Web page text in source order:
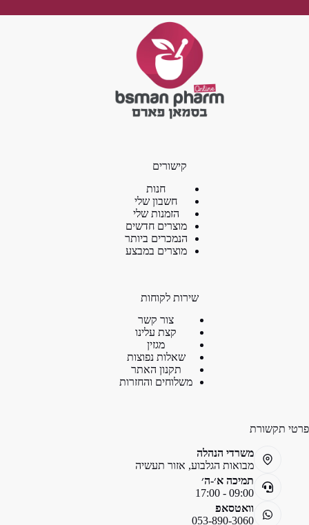
קישורים
חנות
חשבון שלי
הזמנות שלי
מוצרים חדשים
הנמכרים ביותר
מוצרים במבצע
שירות לקוחות
צור קשר
קצת עלינו
מגזין
שאלות נפוצות
תקנון האתר
משלוחים והחזרות
פרטי תקשורת
משרדי הנהלה
מבואות הגלבוע, אזור תעשיה
תמיכה א׳-ה׳
09:00 - 17:00
וואטסאפ
053-890-3060